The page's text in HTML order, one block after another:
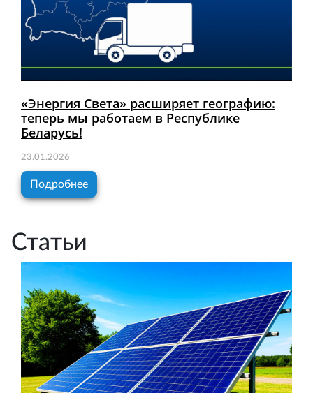
«Энергия Света» расширяет географию:
теперь мы работаем в Республике
Беларусь!
23.01.2026
Подробнее
Статьи